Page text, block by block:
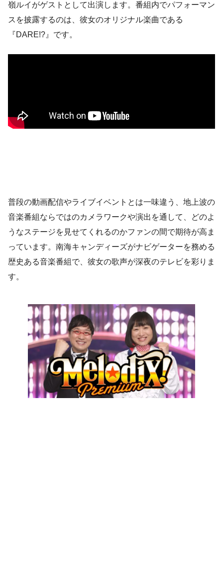
嶺ルイがゲストとして出演します。番組内でパフォーマン
スを披露するのは、彼女のオリジナル楽曲である
『DARE!?』です。
普段の動画配信やライブイベントとは一味違う、地上波の
音楽番組ならではのカメラワークや演出を通して、どのよ
うなステージを見せてくれるのかファンの間で期待が高ま
っています。南海キャンディーズがナビゲーターを務める
歴史ある音楽番組で、彼女の歌声が深夜のテレビを彩りま
す。